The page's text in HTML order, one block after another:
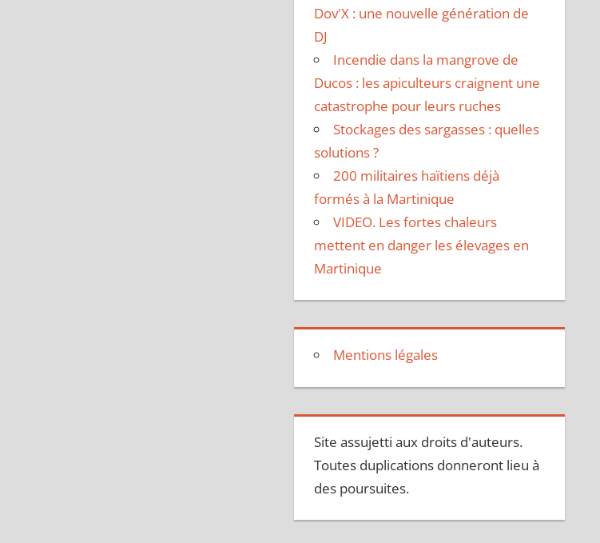
Dov'X : une nouvelle génération de
DJ
Incendie dans la mangrove de
Ducos : les apiculteurs craignent une
catastrophe pour leurs ruches
Stockages des sargasses : quelles
solutions ?
200 militaires haïtiens déjà
formés à la Martinique
VIDEO. Les fortes chaleurs
mettent en danger les élevages en
Martinique
Mentions légales
Site assujetti aux droits d'auteurs.
Toutes duplications donneront lieu à
des poursuites.